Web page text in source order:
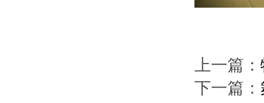
上一篇：
下一篇：